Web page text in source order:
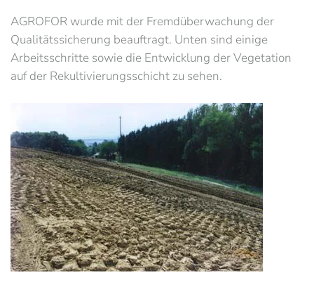
AGROFOR wurde mit der Fremdüberwachung der
Qualitätssicherung beauftragt. Unten sind einige
Arbeitsschritte sowie die Entwicklung der Vegetation
auf der Rekultivierungsschicht zu sehen.